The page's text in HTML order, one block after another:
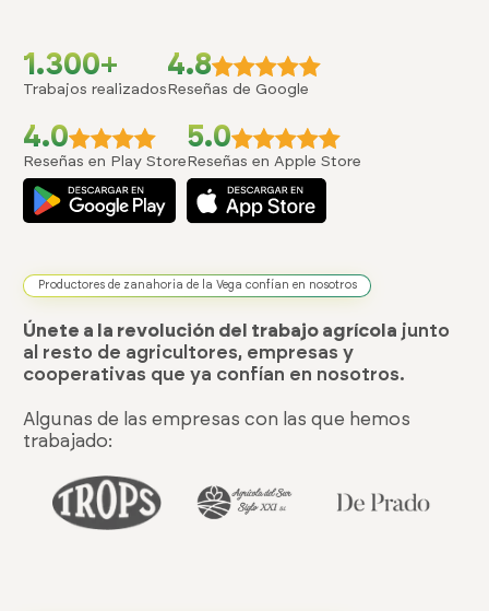
1.300+
Trabajos realizados
4.8
Reseñas de Google
4.0
Reseñas en Play Store
5.0
Reseñas en Apple Store
Productores de zanahoria de la Vega confían en nosotros
Únete a la revolución del trabajo agrícola junto
al resto de agricultores, empresas y
cooperativas que ya confían en nosotros.
Algunas de las empresas con las que hemos
trabajado: